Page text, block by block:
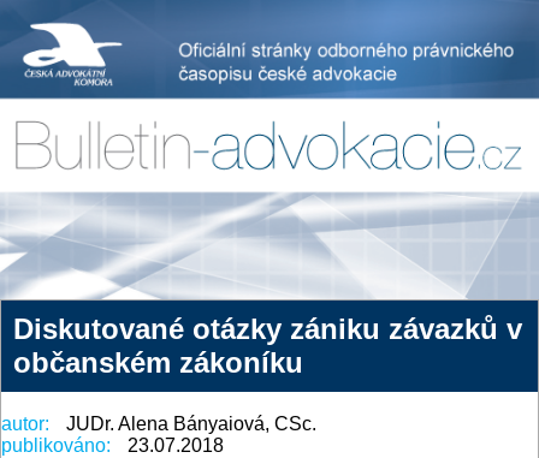
Diskutované otázky zániku závazků v
občanském zákoníku
autor:
JUDr. Alena Bányaiová, CSc.
publikováno:
23.07.2018